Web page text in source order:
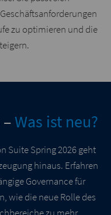
zu optimieren und die
Was ist neu?
Suite Spring 2026 geht
hinaus. Erfahren
Governance für
wie die neue Rolle des